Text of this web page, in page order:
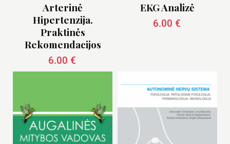
Arterinė
Hipertenzija.
Praktinės
Rekomendacijos
6.00 €
EKG Analizė
6.00 €